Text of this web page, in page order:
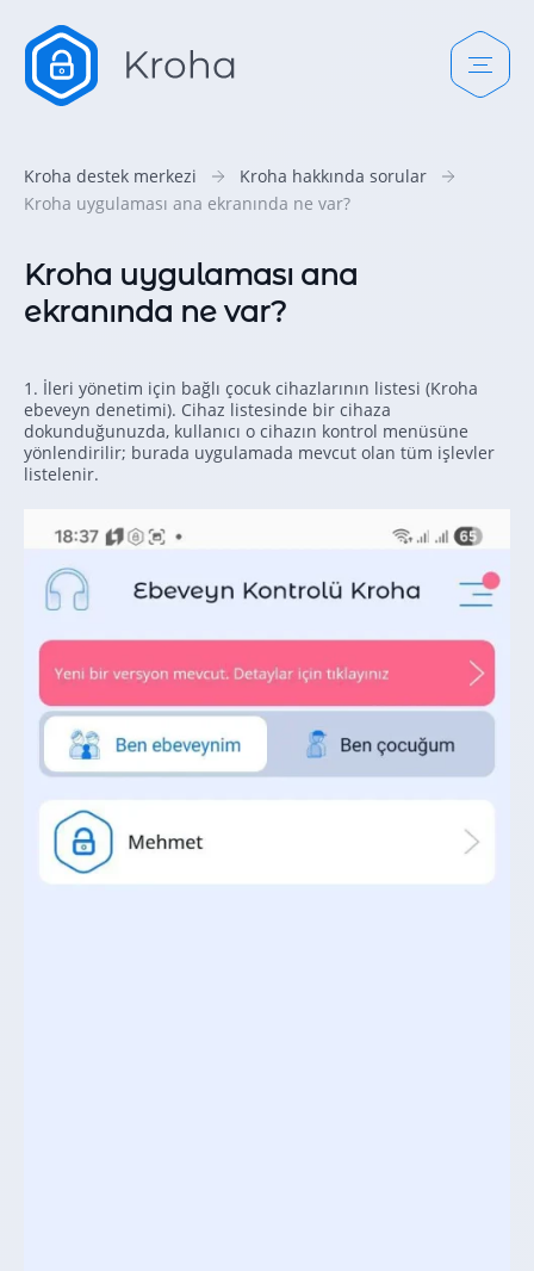
Kroha destek merkezi
Kroha hakkında sorular
Kroha uygulaması ana ekranında ne var?
Kroha uygulaması ana
ekranında ne var?
1. İleri yönetim için bağlı çocuk cihazlarının listesi (Kroha
ebeveyn denetimi). Cihaz listesinde bir cihaza
dokunduğunuzda, kullanıcı o cihazın kontrol menüsüne
yönlendirilir; burada uygulamada mevcut olan tüm işlevler
listelenir.